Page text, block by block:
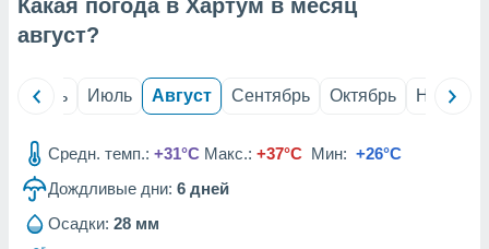
из
данных
Какая погода в Хартум в месяц
август?
Июнь Июль Август Сентябрь Октябрь Ноябрь
Средн. темп.: +31°C Макс.: +37°C Мин: +26°C
Дождливые дни: 6 дней
Осадки: 28 мм